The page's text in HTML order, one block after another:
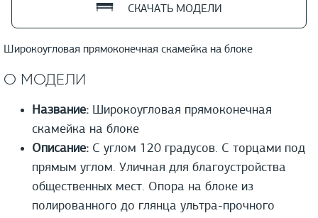
Широкоугловая прямоконечная скамейка на блоке
СКАЧАТЬ МОДЕЛИ
О МОДЕЛИ
Название: Широкоугловая прямоконечная
скамейка на блоке
Описание: С углом 120 градусов. С торцами под
прямым углом. Уличная для благоустройства
общественных мест. Опора на блоке из
полированного до глянца ультра-прочного